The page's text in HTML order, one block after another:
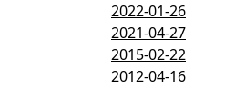
2022-01-26
2021-04-27
2015-02-22
2012-04-16